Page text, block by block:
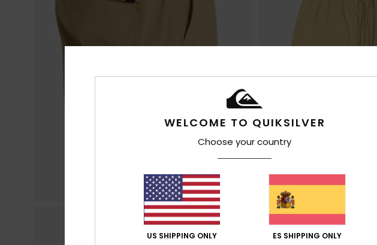
WELCOME TO QUIKSILVER
Choose your country
US SHIPPING ONLY ES SHIPPING ONLY